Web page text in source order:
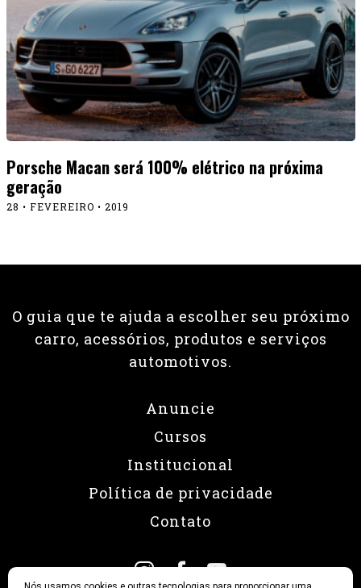
Porsche Macan será 100% elétrico na próxima
geração
28 • FEVEREIRO • 2019
O guia que te ajuda a escolher seu próximo
carro, acessórios, produtos e serviços
automotivos.
Anuncie
Cursos
Institucional
Política de privacidade
Contato